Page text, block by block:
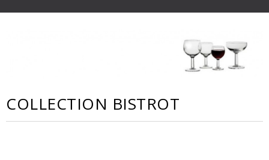
COLLECTION BISTROT